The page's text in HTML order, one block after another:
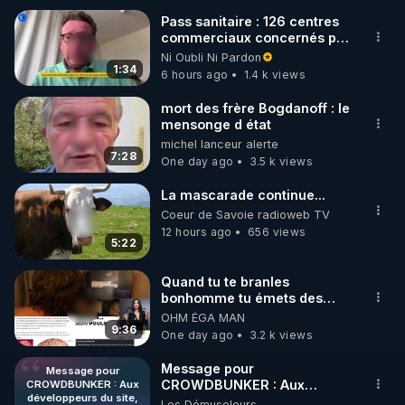
🌱 INSTAGRAM
https://www.instagram.com/rdlr_thierrycasasnovas/
http://rgnr.li/instagram
🌱 LA NEWSLETTER
Pour ne pas rater l’actualité RGNR (stages,
http://rgnr.li/news
🌱 VIDÉOS NON CENSURÉES SUR ODYSEE
Toutes les vidéos Youtube sont aussi sur la
http://rgnr.li/odysee
🌱 LES STAGES EN PRÉSENTIEL
1:34
Pass sanitaire : 126 centres
commerciaux concernés par
l'obligation dans toute la
France
Ni Oubli Ni Pardon
6 hours ago
1.4 k views
7:28
mort des frère Bogdanoff : le
mensonge d état
michel lanceur alerte
One day ago
3.5 k views
5:22
La mascarade continue...
Coeur de Savoie radioweb TV
12 hours ago
656 views
9:36
Quand tu te branles
bonhomme tu émets des
ondes ils ont juste omis de
t'expliquer
OHM ÉGA MAN
One day ago
3.2 k views
Message pour
CROWDBUNKER : Aux
développeurs du site,
Message pour
CROWDBUNKER : Aux
développeurs du site,